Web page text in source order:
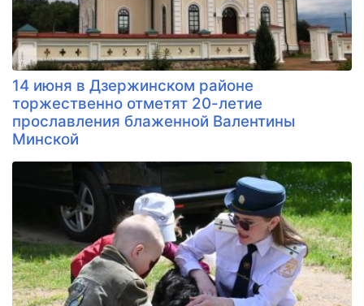
14 июня в Дзержинском районе
торжественно отметят 20-летие
прославления блаженной Валентины
Минской